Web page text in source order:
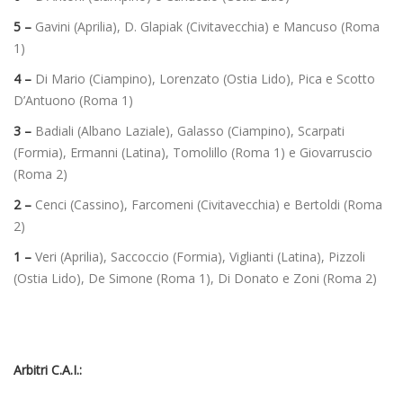
5 – Gavini (Aprilia), D. Glapiak (Civitavecchia) e Mancuso (Roma
1)
4 – Di Mario (Ciampino), Lorenzato (Ostia Lido), Pica e Scotto
D’Antuono (Roma 1)
3 – Badiali (Albano Laziale), Galasso (Ciampino), Scarpati
(Formia), Ermanni (Latina), Tomolillo (Roma 1) e Giovarruscio
(Roma 2)
2 – Cenci (Cassino), Farcomeni (Civitavecchia) e Bertoldi (Roma
2)
1 – Veri (Aprilia), Saccoccio (Formia), Viglianti (Latina), Pizzoli
(Ostia Lido), De Simone (Roma 1), Di Donato e Zoni (Roma 2)
Arbitri C.A.I.: